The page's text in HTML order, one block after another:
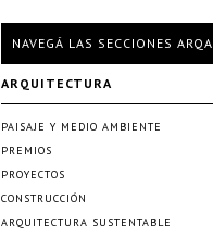
NAVEGÁ LAS SECCIONES ARQA
ARQUITECTURA
PAISAJE Y MEDIO AMBIENTE
PREMIOS
PROYECTOS
CONSTRUCCIÓN
ARQUITECTURA SUSTENTABLE